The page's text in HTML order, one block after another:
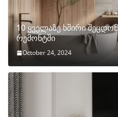
10 ყველაზე ხშირი
რემონტში
October 24, 2024